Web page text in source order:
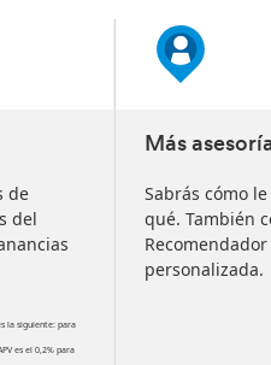
of
3
slides
de
del
la siguiente: para
es el 0,2% para
Más
Sabrás cómo
qué. También
personalizada.